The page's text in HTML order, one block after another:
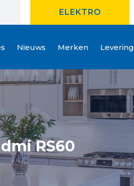
ELEKTRO
Nieuws Merken Levering
RS60